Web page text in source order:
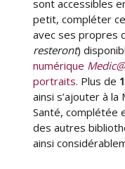
sont accessibles
petit, compléter
avec ses propres
resteront)
numérique Medic@
portraits. Plus de
ainsi s’ajouter à la
Santé, complétée
des autres
ainsi